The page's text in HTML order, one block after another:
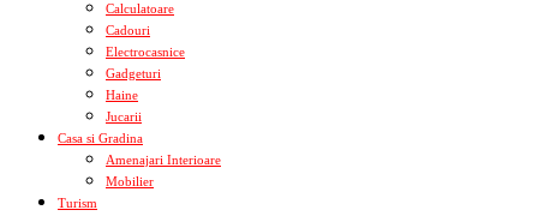
Calculatoare
Cadouri
Electrocasnice
Gadgeturi
Haine
Jucarii
Casa si Gradina
Amenajari Interioare
Mobilier
Turism